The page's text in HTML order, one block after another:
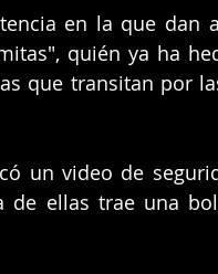
en la que dan
quién ya ha
que transitan por
un video de
ellas trae una